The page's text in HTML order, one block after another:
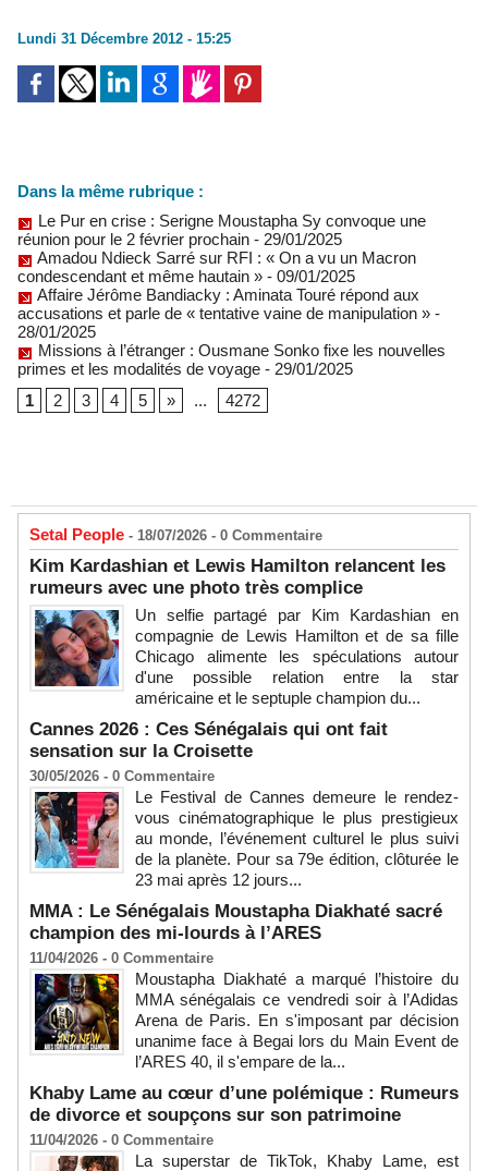
Lundi 31 Décembre 2012 - 15:25
Dans la même rubrique :
Le Pur en crise : Serigne Moustapha Sy convoque une
réunion pour le 2 février prochain - 29/01/2025
Amadou Ndieck Sarré sur RFI : « On a vu un Macron
condescendant et même hautain » - 09/01/2025
Affaire Jérôme Bandiacky : Aminata Touré répond aux
accusations et parle de « tentative vaine de manipulation » -
28/01/2025
Missions à l’étranger : Ousmane Sonko fixe les nouvelles
primes et les modalités de voyage - 29/01/2025
1
2 3 4 5 » ... 4272
Setal People - 18/07/2026 - 0 Commentaire
Kim Kardashian et Lewis Hamilton relancent les
rumeurs avec une photo très complice
Un selfie partagé par Kim Kardashian en
compagnie de Lewis Hamilton et de sa fille
Chicago alimente les spéculations autour
d'une possible relation entre la star
américaine et le septuple champion du...
Cannes 2026 : Ces Sénégalais qui ont fait
sensation sur la Croisette
30/05/2026 - 0 Commentaire
Le Festival de Cannes demeure le rendez-
vous cinématographique le plus prestigieux
au monde, l’événement culturel le plus suivi
de la planète. Pour sa 79e édition, clôturée le
23 mai après 12 jours...
MMA : Le Sénégalais Moustapha Diakhaté sacré
champion des mi-lourds à l’ARES
11/04/2026 - 0 Commentaire
Moustapha Diakhaté a marqué l’histoire du
MMA sénégalais ce vendredi soir à l’Adidas
Arena de Paris. En s'imposant par décision
unanime face à Begai lors du Main Event de
l’ARES 40, il s'empare de la...
Khaby Lame au cœur d’une polémique : Rumeurs
de divorce et soupçons sur son patrimoine
11/04/2026 - 0 Commentaire
La superstar de TikTok, Khaby Lame, est